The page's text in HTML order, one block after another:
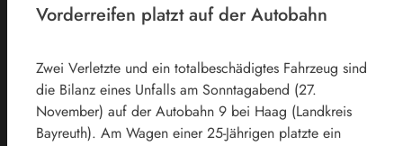
Vorderreifen platzt auf der Autobahn
Zwei Verletzte und ein totalbeschädigtes Fahrzeug sind
die Bilanz eines Unfalls am Sonntagabend (27.
November) auf der Autobahn 9 bei Haag (Landkreis
Bayreuth). Am Wagen einer 25-Jährigen platzte ein